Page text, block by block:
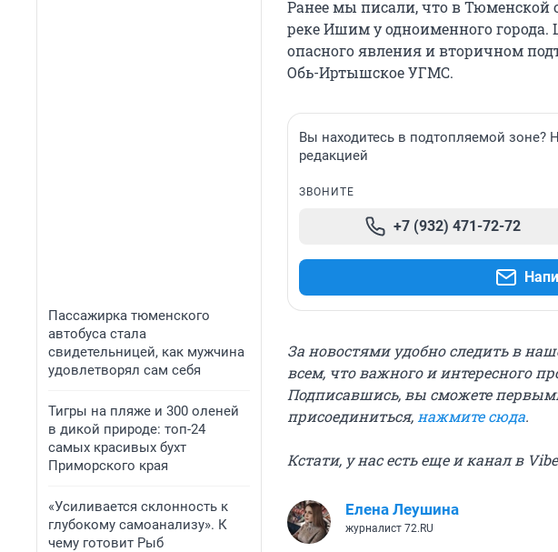
Пассажирка тюменского
автобуса стала
свидетельницей, как мужчина
удовлетворял сам себя
Тигры на пляже и 300 оленей
в дикой природе: топ-24
самых красивых бухт
Приморского края
«Усиливается склонность к
глубокому самоанализу». К
чему готовит Рыб
Ранее мы писали, что в Тюменской
реке Ишим у одноименного
опасного явления и вторичном
Обь-Иртышское УГМС.
Вы находитесь в подтопляемой зоне?
редакцией
ЗВОНИТЕ
+7 (932) 471-72-72
За новостями удобно следить в
всем, что важного и интересного
Подписавшись, вы сможете
присоединиться, нажмите сюда.
Кстати, у нас есть еще и канал в
Елена Леушина
журналист 72.RU